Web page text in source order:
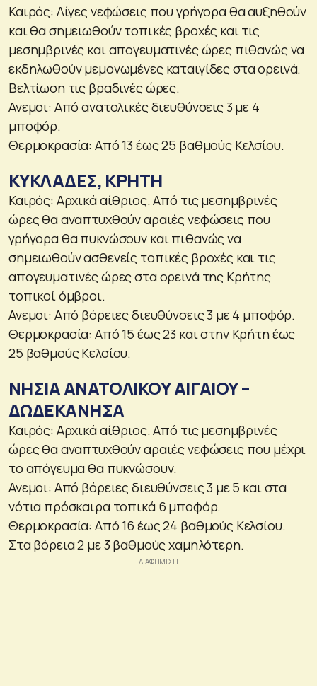
Καιρός: Λίγες νεφώσεις που γρήγορα θα αυξηθούν
και θα σημειωθούν τοπικές βροχές και τις
μεσημβρινές και απογευματινές ώρες πιθανώς να
εκδηλωθούν μεμονωμένες καταιγίδες στα ορεινά.
Βελτίωση τις βραδινές ώρες.
Ανεμοι: Από ανατολικές διευθύνσεις 3 με 4
μποφόρ.
Θερμοκρασία: Από 13 έως 25 βαθμούς Κελσίου.
ΚΥΚΛΑΔΕΣ, ΚΡΗΤΗ
Καιρός: Αρχικά αίθριος. Από τις μεσημβρινές
ώρες θα αναπτυχθούν αραιές νεφώσεις που
γρήγορα θα πυκνώσουν και πιθανώς να
σημειωθούν ασθενείς τοπικές βροχές και τις
απογευματινές ώρες στα ορεινά της Κρήτης
τοπικοί όμβροι.
Ανεμοι: Από βόρειες διευθύνσεις 3 με 4 μποφόρ.
Θερμοκρασία: Από 15 έως 23 και στην Κρήτη έως
25 βαθμούς Κελσίου.
ΝΗΣΙΑ ΑΝΑΤΟΛΙΚΟΥ ΑΙΓΑΙΟΥ –
ΔΩΔΕΚΑΝΗΣΑ
Καιρός: Αρχικά αίθριος. Από τις μεσημβρινές
ώρες θα αναπτυχθούν αραιές νεφώσεις που μέχρι
το απόγευμα θα πυκνώσουν.
Ανεμοι: Από βόρειες διευθύνσεις 3 με 5 και στα
νότια πρόσκαιρα τοπικά 6 μποφόρ.
Θερμοκρασία: Από 16 έως 24 βαθμούς Κελσίου.
Στα βόρεια 2 με 3 βαθμούς χαμηλότερη.